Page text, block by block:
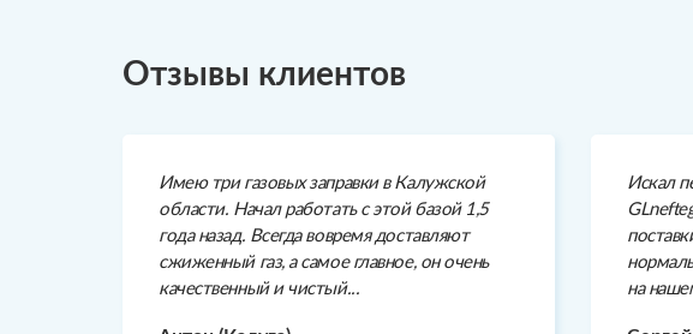
Отзывы клиентов
Имею три газовых заправки в Калужской
области. Начал работать с этой базой 1,5
года назад. Всегда вовремя доставляют
сжиженный газ, а самое главное, он очень
качественный и чистый...
Искал
на